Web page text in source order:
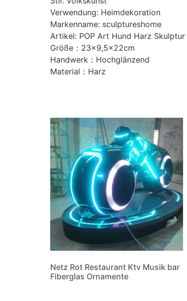
Verwendung: Heimdekoration
Markenname: sculptureshome
Artikel: POP Art Hund Harz Skulptur
Größe：23×9,5x22cm
Handwerk：Hochglänzend
Material：Harz
Netz Rot Restaurant Ktv Musik bar
Fiberglas Ornamente